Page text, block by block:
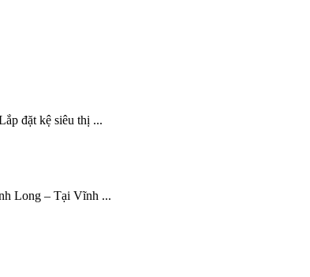
đặt kệ siêu thị ...
Long – Tại Vĩnh ...